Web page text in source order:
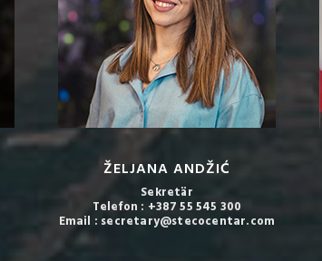
ŽELJANA ANDŽIĆ
Sekretär
Telefon : +387 55 545 300
Email : secretary@stecocentar.com